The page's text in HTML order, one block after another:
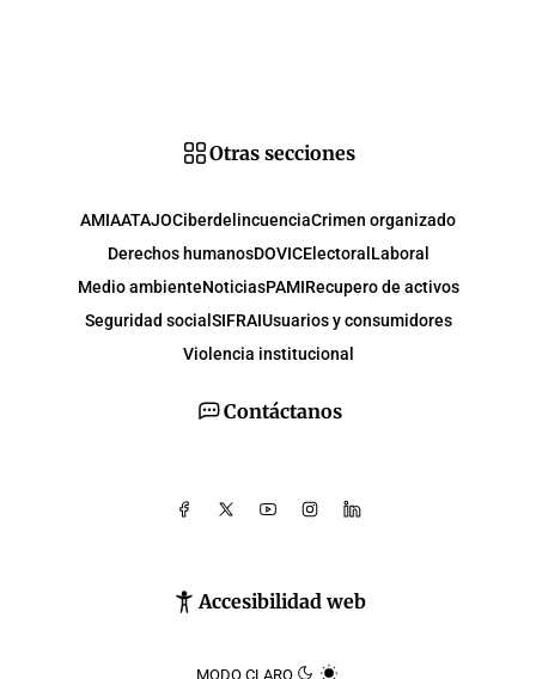
Contáctanos
Accesibilidad web
MODO CLARO
Otras secciones
AMIAATAJOCiberdelincuenciaCrimen organizado
Derechos humanosDOVICElectoral Laboral
Medio ambienteNoticiasPAMIRecupero de activos
Seguridad social SIFRAIUsuarios y consumidores
Violencia institucional